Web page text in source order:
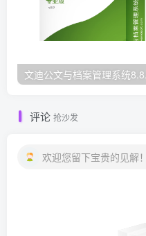
文迪公文与档案管理系统
评论 抢沙发
欢迎您留下宝贵的见解！